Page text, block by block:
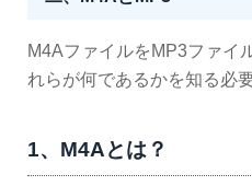
M4AファイルをMP3ファイ
れらが何であるかを知る必
1、M4Aとは？